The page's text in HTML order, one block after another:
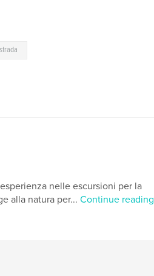
nelle escursioni per la
alla natura per... Continue reading